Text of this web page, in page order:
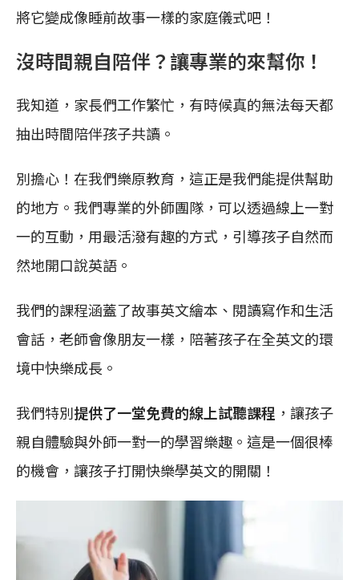
將它變成像睡前故事一樣的家庭儀式吧！
沒時間親自陪伴？讓專業的來幫你！
我知道，家長們工作繁忙，有時候真的無法每天都
抽出時間陪伴孩子共讀。
別擔心！在我們樂原教育，這正是我們能提供幫助
的地方。我們專業的外師團隊，可以透過線上一對
一的互動，用最活潑有趣的方式，引導孩子自然而
然地開口說英語。
我們的課程涵蓋了故事英文繪本、閱讀寫作和生活
會話，老師會像朋友一樣，陪著孩子在全英文的環
境中快樂成長。
我們特別提供了一堂免費的線上試聽課程 ，讓孩子
親自體驗與外師一對一的學習樂趣。這是一個很棒
的機會，讓孩子打開快樂學英文的開關！